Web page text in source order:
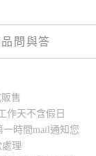
品問與答
售
作天不含假日
時間mail通知您
理